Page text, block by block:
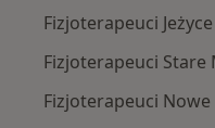
Fizjoterapeuci Jeżyce
Fizjoterapeuci Stare
Fizjoterapeuci